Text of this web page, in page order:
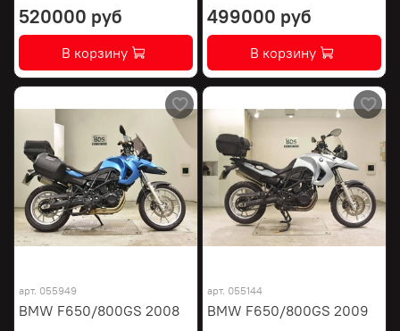
520000 руб
В корзину
499000 руб
В корзину
арт. 055949
BMW F650/800GS 2008
арт. 055144
BMW F650/800GS 2009